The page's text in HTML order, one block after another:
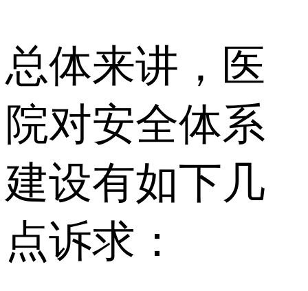
总体来讲，医
院对安全体系
建设有如下几
点诉求：